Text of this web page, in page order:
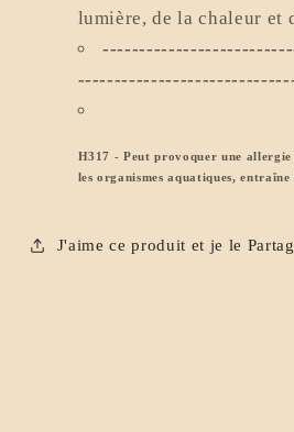
lumière, de la chaleur et
H317 - Peut provoquer une
les organismes aquatiques, entraîne
J'aime ce produit et je le